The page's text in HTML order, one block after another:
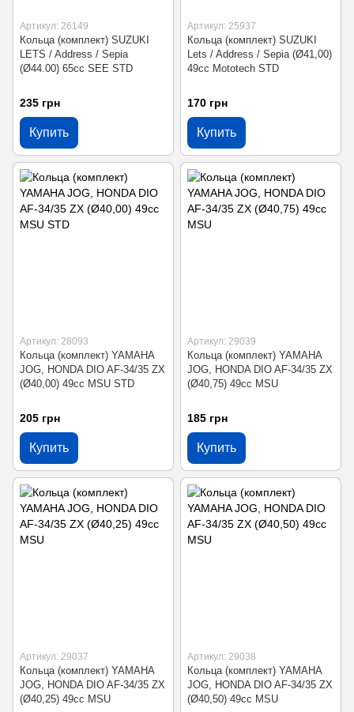
Артикул: 26149
Кольца (комплект) SUZUKI
LETS / Address / Sepia
(Ø44.00) 65cc SEE STD
235 грн
Купить
Артикул: 25937
Кольца (комплект) SUZUKI
Lets / Address / Sepia (Ø41,00)
49сс Mototech STD
170 грн
Купить
Артикул: 28093
Кольца (комплект) YAMAHA
JOG, HONDA DIO AF-34/35 ZX
(Ø40,00) 49cc MSU STD
205 грн
Купить
Артикул: 29039
Кольца (комплект) YAMAHA
JOG, HONDA DIO AF-34/35 ZX
(Ø40,75) 49cc MSU
185 грн
Купить
Артикул: 29037
Кольца (комплект) YAMAHA
JOG, HONDA DIO AF-34/35 ZX
(Ø40,25) 49cc MSU
Артикул: 29038
Кольца (комплект) YAMAHA
JOG, HONDA DIO AF-34/35 ZX
(Ø40,50) 49cc MSU